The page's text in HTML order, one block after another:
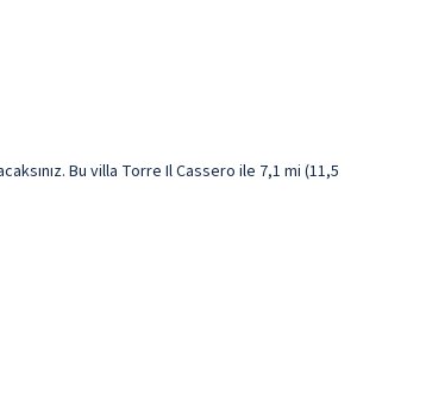
Bu villa Torre Il Cassero ile 7,1 mi (11,5